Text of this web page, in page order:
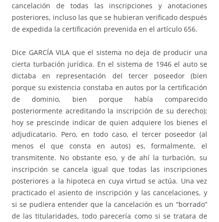
cancelación de todas las inscrip­ciones y anotaciones
posteriores, incluso las que se hubieran verificado des­pués
de expedida la certificación prevenida en el artículo 656.
Dice GARCÍA VILA que el sistema no deja de producir una
cierta turba­ción jurídica. En el sis­te­ma de 1946 el auto se
dictaba en representación del tercer poseedor (bien
porque su existencia constaba en autos por la cer­­tificación
de do­minio, bien porque había comparecido
posteriormente acreditando la ins­cripción de su derecho);
hoy se prescinde indicar de quien adquiere los bienes el
ad­judicatario. Pero, en todo caso, el tercer po­seedor (al
menos el que cons­ta en autos) es, formalmente, el
transmitente. No obstante eso, y de ahí la turbación, su
inscripción se cancela igual que todas las ins­crip­cio­nes
posteriores a la hipoteca en cuya virtud se actúa. Una vez
practicado el asiento de inscripción y las cancelaciones, y
si se pudiera entender que la cancelación es un “borrado”
de las titularidades, todo pa­­­recería como si se tratara de